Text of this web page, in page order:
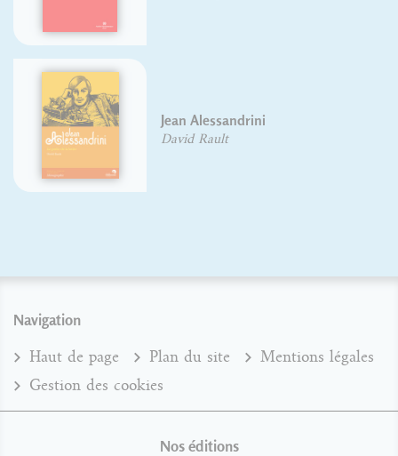
L'homme et ses signes
Adrian Frutiger
Navigation
Haut de page Plan du site
Mentions légales
Gestion des cookies
Nos éditions